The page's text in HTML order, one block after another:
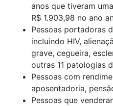
anos que tiveram
R$ 1.903,98 no ano
Pessoas portadoras
incluindo HIV,
grave, cegueira,
outras 11 patologias
Pessoas com
aposentadoria,
Pessoas que